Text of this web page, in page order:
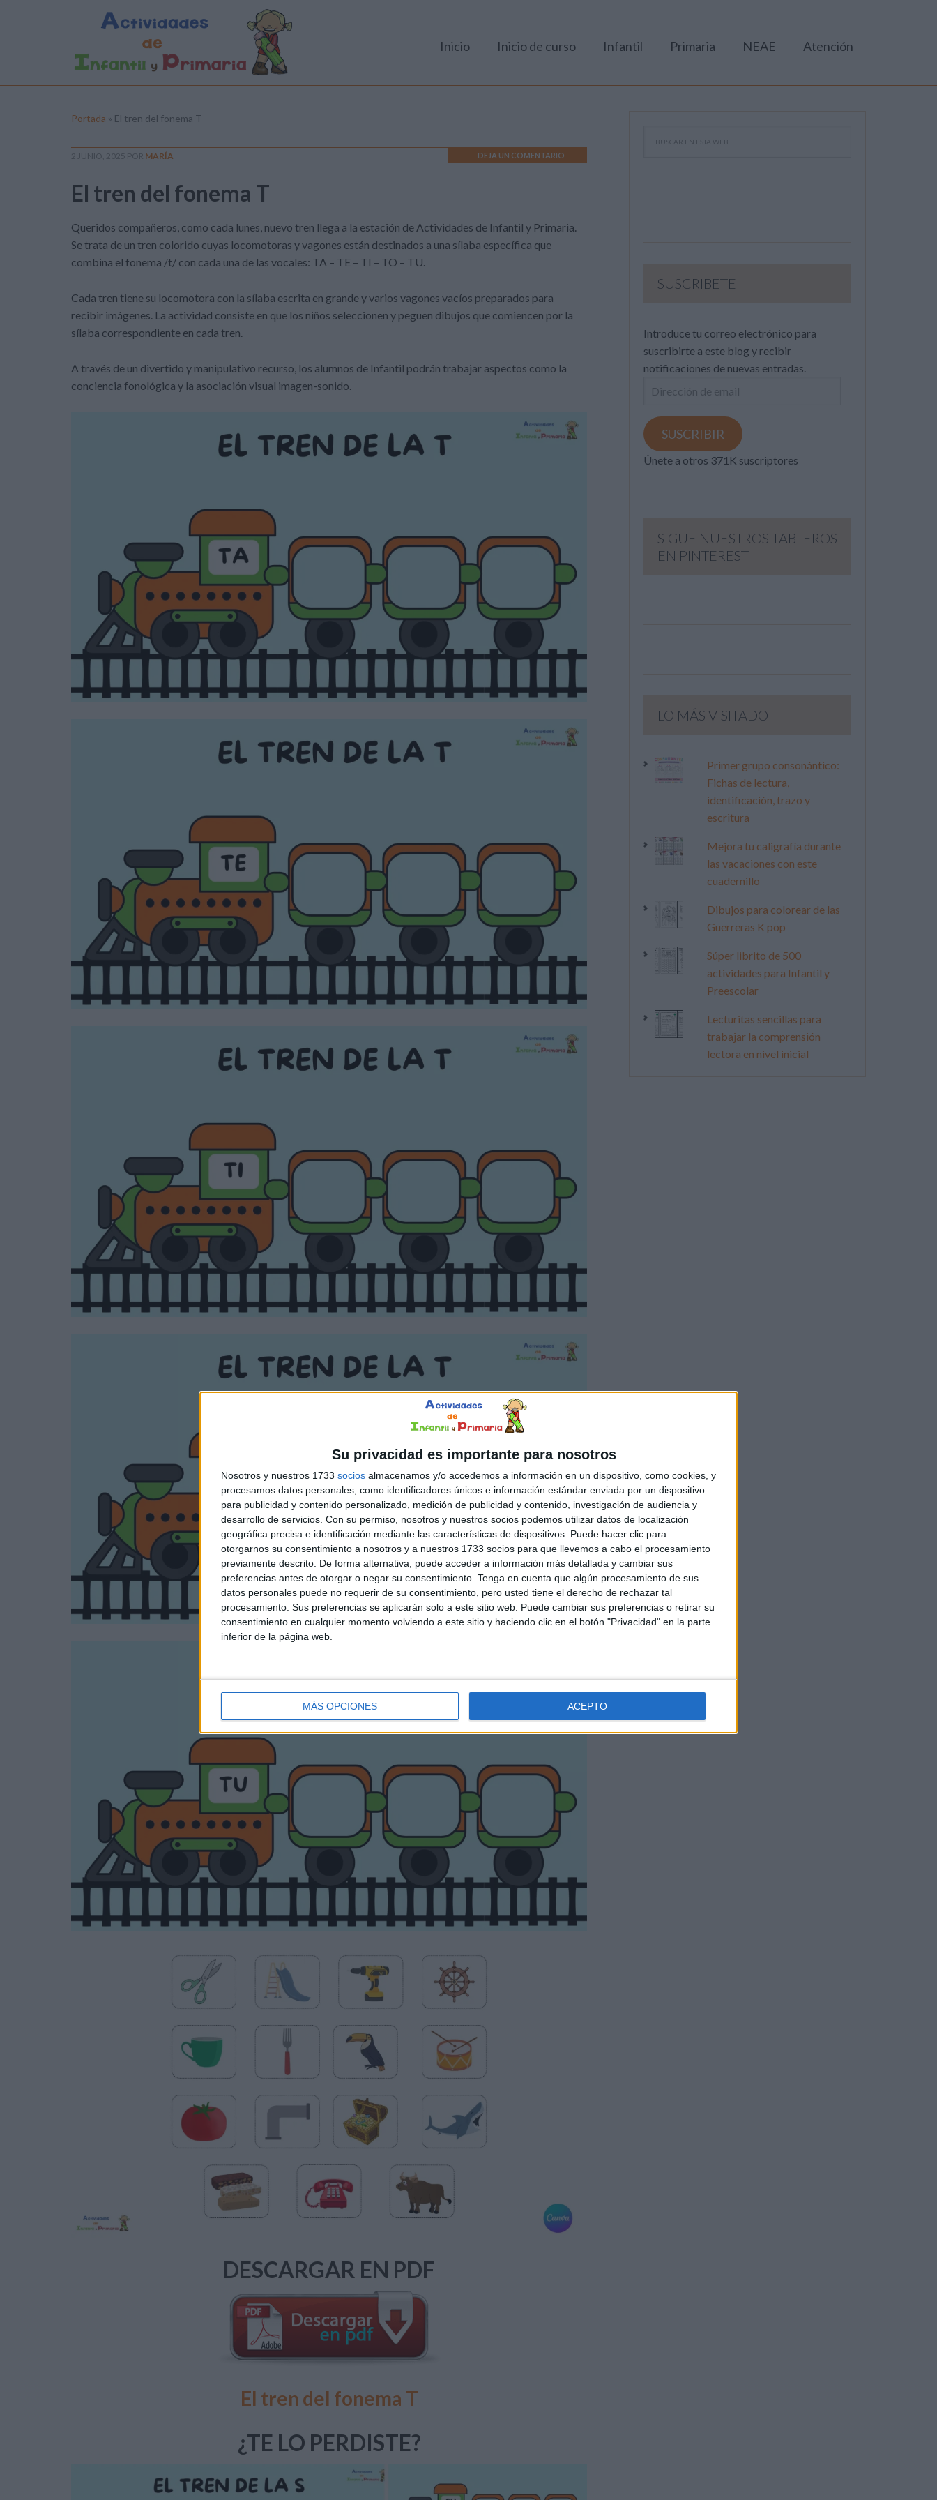
Su privacidad es importante para nosotros
Nosotros y nuestros 1733 socios almacenamos y/o accedemos a información en un dispositivo, como cookies, y
procesamos datos personales, como identificadores únicos e información estándar enviada por un dispositivo
para publicidad y contenido personalizado, medición de publicidad y contenido, investigación de audiencia y
desarrollo de servicios. Con su permiso, nosotros y nuestros socios podemos utilizar datos de localización
geográfica precisa e identificación mediante las características de dispositivos. Puede hacer clic para
otorgarnos su consentimiento a nosotros y a nuestros 1733 socios para que llevemos a cabo el procesamiento
previamente descrito. De forma alternativa, puede acceder a información más detallada y cambiar sus
preferencias antes de otorgar o negar su consentimiento. Tenga en cuenta que algún procesamiento de sus
datos personales puede no requerir de su consentimiento, pero usted tiene el derecho de rechazar tal
procesamiento. Sus preferencias se aplicarán solo a este sitio web. Puede cambiar sus preferencias o retirar su
consentimiento en cualquier momento volviendo a este sitio y haciendo clic en el botón "Privacidad" en la parte
inferior de la página web.
MÁS OPCIONES ACEPTO
Inicio Inicio de curso Infantil Primaria NEAE Atención
Portada » El tren del fonema T
2 JUNIO, 2025 POR MARÍA DEJA UN COMENTARIO
El tren del fonema T
Queridos compañeros, como cada lunes, nuevo tren llega a la estación de Actividades de Infantil y Primaria.
Se trata de un tren colorido cuyas locomotoras y vagones están destinados a una sílaba específica que
combina el fonema /t/ con cada una de las vocales: TA – TE – TI – TO – TU.
Cada tren tiene su locomotora con la sílaba escrita en grande y varios vagones vacíos preparados para
recibir imágenes. La actividad consiste en que los niños seleccionen y peguen dibujos que comiencen por la
sílaba correspondiente en cada tren.
A través de un divertido y manipulativo recurso, los alumnos de Infantil podrán trabajar aspectos como la
conciencia fonológica y la asociación visual imagen-sonido.
DESCARGAR EN PDF
El tren del fonema T
¿TE LO PERDISTE?
SUSCRIBETE
Introduce tu correo electrónico para
suscribirte a este blog y recibir
notificaciones de nuevas entradas.
Dirección
email
SUSCRIBIR
Únete a otros 371K suscriptores
SIGUE NUESTROS TABLEROS
EN PINTEREST
LO MÁS VISITADO
Primer grupo consonántico:
Fichas de lectura,
identificación, trazo y
escritura
Mejora tu caligrafía durante
las vacaciones con este
cuadernillo
Dibujos para colorear de las
Guerreras K pop
Súper librito de 500
actividades para Infantil y
Preescolar
Lecturitas sencillas para
trabajar la comprensión
lectora en nivel inicial